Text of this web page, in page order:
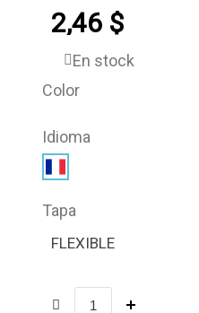
2,46 $
En stock
Color
Idioma
Tapa
FLEXIBLE